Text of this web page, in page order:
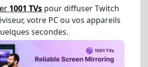
1001 TVs pour diffuser Twitch
votre PC ou vos appareils
secondes.